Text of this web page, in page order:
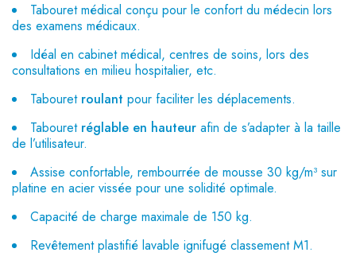
Tabouret médical conçu pour le confort du médecin lors
des examens médicaux.
Idéal en cabinet médical, centres de soins, lors des
consultations en milieu hospitalier, etc.
Tabouret roulant pour faciliter les déplacements.
Tabouret réglable en hauteur afin de s’adapter à la taille
de l’utilisateur.
Assise confortable, rembourrée de mousse 30 kg/m³ sur
platine en acier vissée pour une solidité optimale.
Capacité de charge maximale de 150 kg.
Revêtement plastifié lavable ignifugé classement M1.